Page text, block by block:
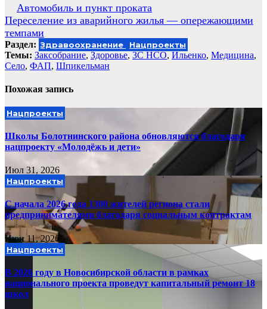
Навигация
по
записям
Автомобиль и пункт проката
Переселение из аварийного жилья — опережающими
темпами
Раздел: Здравоохранение Нацпроекты
Темы: Заксобрание, Здоровье, ЗС НСО, Ильенко, Медицина,
Село, ФАП, Шпикельман
Похожая запись
Нацпроекты
Школы Болотнинского района обновляются благодаря
нацпроекту «Молодёжь и дети»
Июл 31, 2026
Нацпроекты
С начала 2026 года 1300 жителей региона стали
предпринимателями благодаря социальным контрактам
Июн 11, 2026
Нацпроекты
В 2026 году в Новосибирской области в рамках
национального проекта проведут капитальный ремонт 18
школ